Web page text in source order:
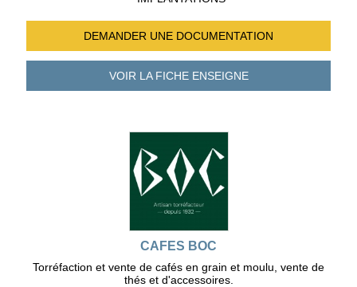
DEMANDER UNE DOCUMENTATION
VOIR LA FICHEENSEIGNE
CAFES BOC
Torréfaction et vente de cafés en grain et moulu, vente de
thés et d'accessoires.